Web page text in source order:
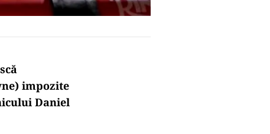
impozite
Daniel